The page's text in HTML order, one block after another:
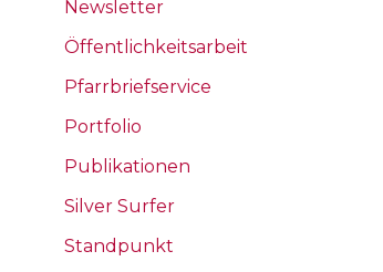
Newsletter
Öffentlichkeitsarbeit
Pfarrbriefservice
Portfolio
Publikationen
Silver Surfer
Standpunkt